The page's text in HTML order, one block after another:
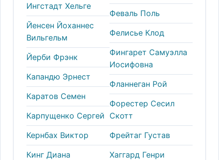
Ингстадт Хельге
Йенсен Йоханнес
Вильгельм
Йерби Фрэнк
Капандю Эрнест
Каратов Семен
Карпущенко Сергей
Кернбах Виктор
Кинг Диана
Феваль Поль
Фелисье Клод
Фингарет Самуэлла
Иосифовна
Фланнеган Рой
Форестер Сесил
Скотт
Фрейтаг Густав
Хаггард Генри